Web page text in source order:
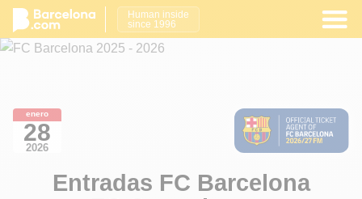
Human inside
since 1996
enero
28
2026
Entradas FC Barcelona